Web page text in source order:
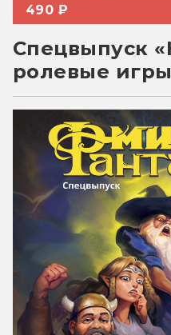
490 ₽
Спецвыпуск
ролевые